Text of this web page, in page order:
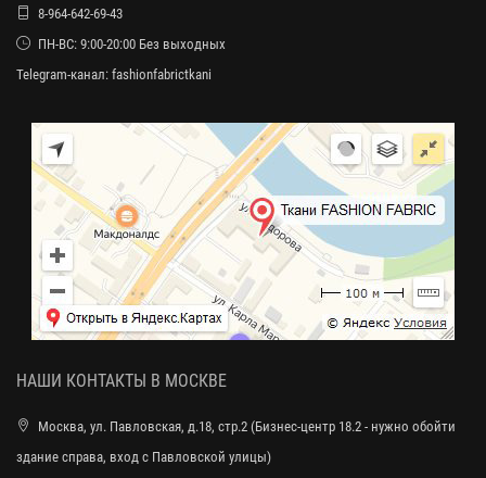
8-964-642-69-43
ПН-ВС: 9:00-20:00 Без выходных
Telegram-канал: fashionfabrictkani
НАШИ КОНТАКТЫ В МОСКВЕ
Москва, ул. Павловская, д.18, стр.2 (Бизнес-центр 18.2 - нужно обойти
здание справа, вход с Павловской улицы)